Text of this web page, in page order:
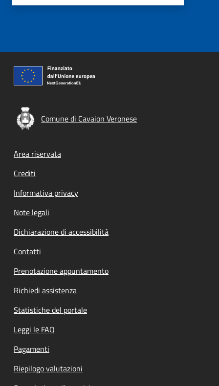
Comune di Cavaion Veronese
Footer menu
Area riservata
Crediti
Informativa privacy
Note legali
Dichiarazione di accessibilità
Contatti
Prenotazione appuntamento
Richiedi assistenza
Statistiche del portale
Leggi le FAQ
Pagamenti
Riepilogo valutazioni